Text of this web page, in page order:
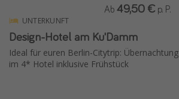
UNTERKUNFT
Design-Hotel am Ku'Damm
Ideal für euren Berlin-Citytrip: Übernachtung
im 4* Hotel inklusive Frühstück
Ab 49,50 € p. P.